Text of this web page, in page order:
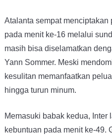
Atalanta sempat menciptakan
pada menit ke-16 melalui
masih bisa diselamatkan
Yann Sommer. Meski
kesulitan memanfaatkan
hingga turun minum.
Memasuki babak kedua, Inter
kebuntuan pada menit ke-49.